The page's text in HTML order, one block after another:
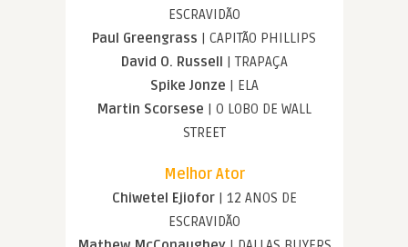
ESCRAVIDÃO
Paul Greengrass | CAPITÃO PHILLIPS
David O. Russell | TRAPAÇA
Spike Jonze | ELA
Martin Scorsese | O LOBO DE WALL
STREET
Melhor Ator
Chiwetel Ejiofor| 12 ANOS DE
ESCRAVIDÃO